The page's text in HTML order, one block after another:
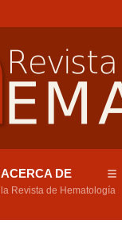
ACERCA DE
la Revista de Hematología